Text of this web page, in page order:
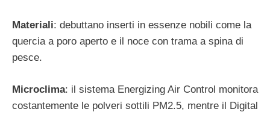
Materiali: debuttano inserti in essenze nobili come la
quercia a poro aperto e il noce con trama a spina di
pesce.
Microclima: il sistema Energizing Air Control monitora
costantemente le polveri sottili PM2.5, mentre il Digital